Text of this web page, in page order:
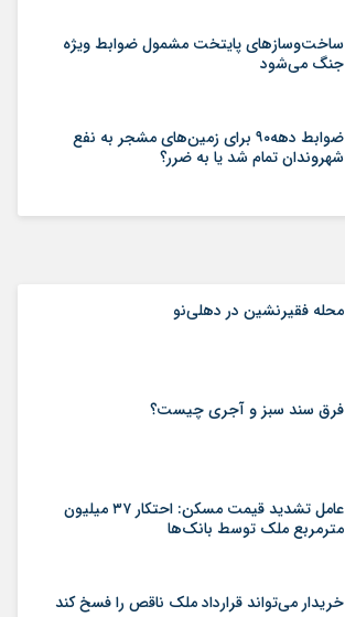
ساخت‌وسازهای پایتخت مشمول ضوابط ویژه
جنگ می‌شود
ضوابط دهه۹۰ برای زمین‌های مشجر به نفع
شهروندان تمام شد یا به ضرر؟
محله فقیرنشین در دهلی‏‌نو
فرق سند سبز و آجری چیست؟
عامل تشدید قیمت مسکن: احتکار ۳۷ میلیون
مترمربع ملک توسط بانک‌ها
خریدار می‌تواند قرارداد ملک ناقص را فسخ کند